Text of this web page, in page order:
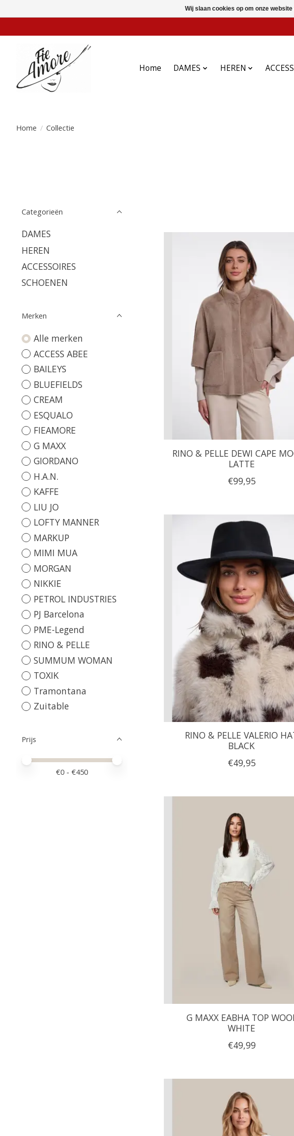
Home DAMES HEREN
Home / Collectie
Categorieën
DAMES
HEREN
ACCESSOIRES
SCHOENEN
Merken
Alle merken
ACCESS ABEE
BAILEYS
BLUEFIELDS
CREAM
ESQUALO
FIEAMORE
G MAXX
GIORDANO
H.A.N.
KAFFE
LIU JO
LOFTY MANNER
MARKUP
MIMI MUA
MORGAN
NIKKIE
PETROL INDUSTRIES
PJ Barcelona
PME-Legend
RINO & PELLE
SUMMUM WOMAN
TOXIK
Tramontana
Zuitable
Prijs
Minimale prijswaarde
Price maximum value
€0 - €450
RINO & PELLE DEWI CAPE
LATTE
€99,95
RINO & PELLE VALERIO
BLACK
€49,95
G MAXX EABHA TOP
WHITE
€49,99
Wij slaan cookies op om onze